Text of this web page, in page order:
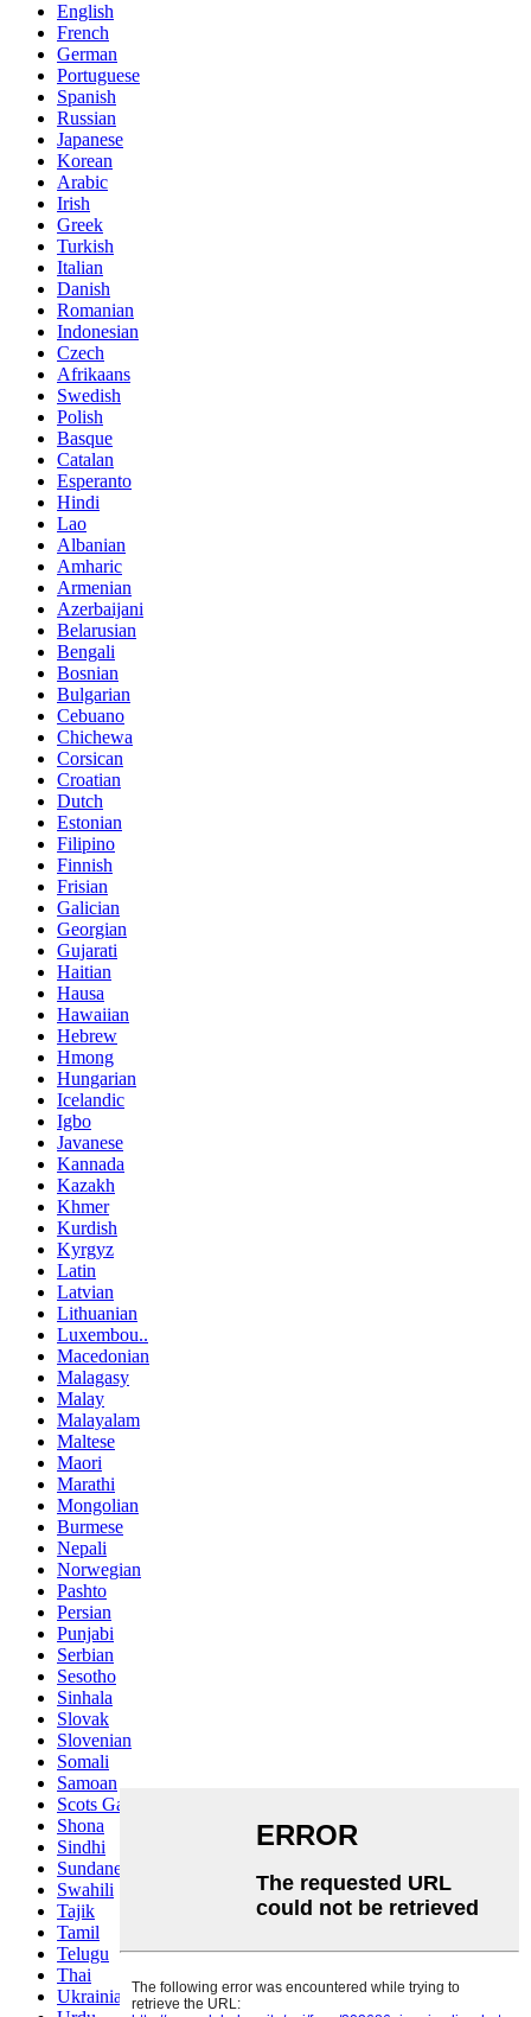
English
French
German
Portuguese
Spanish
Russian
Japanese
Korean
Arabic
Irish
Greek
Turkish
Italian
Danish
Romanian
Indonesian
Czech
Afrikaans
Swedish
Polish
Basque
Catalan
Esperanto
Hindi
Lao
Albanian
Amharic
Armenian
Azerbaijani
Belarusian
Bengali
Bosnian
Bulgarian
Cebuano
Chichewa
Corsican
Croatian
Dutch
Estonian
Filipino
Finnish
Frisian
Galician
Georgian
Gujarati
Haitian
Hausa
Hawaiian
Hebrew
Hmong
Hungarian
Icelandic
Igbo
Javanese
Kannada
Kazakh
Khmer
Kurdish
Kyrgyz
Latin
Latvian
Lithuanian
Luxembou..
Macedonian
Malagasy
Malay
Malayalam
Maltese
Maori
Marathi
Mongolian
Burmese
Nepali
Norwegian
Pashto
Persian
Punjabi
Serbian
Sesotho
Sinhala
Slovak
Slovenian
Somali
Samoan
Scots Gaelic
Shona
Sindhi
Sundanese
Swahili
Tajik
Tamil
Telugu
Thai
Ukrainian